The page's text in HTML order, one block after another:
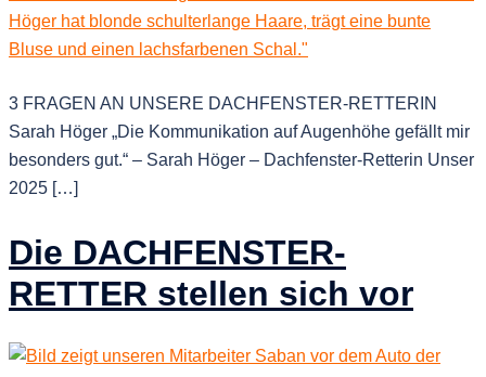
3 FRAGEN AN UNSERE DACHFENSTER-RETTERIN
Sarah Höger „Die Kommunikation auf Augenhöhe gefällt mir
besonders gut.“ – Sarah Höger – Dachfenster-Retterin Unser
2025 […]
Die DACHFENSTER-
RETTER stellen sich vor